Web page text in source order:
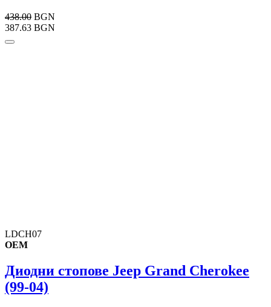
438.00 BGN
387.63 BGN
LDCH07
OEM
Диодни стопове Jeep Grand Cherokee
(99-04)